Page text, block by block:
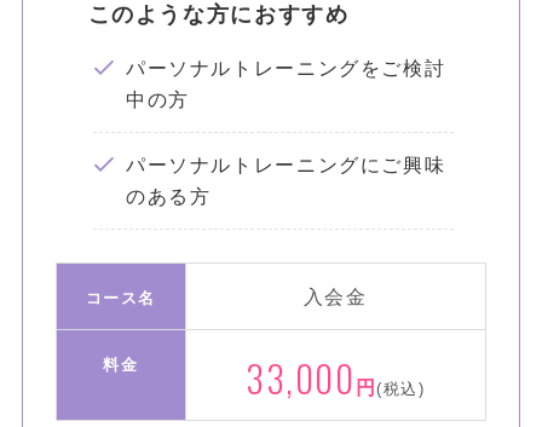
このような方におすすめ
パーソナルトレーニングをご検討
中の方
パーソナルトレーニングにご興味
のある方
コース名 入会金
料金 33,000 円(税込)